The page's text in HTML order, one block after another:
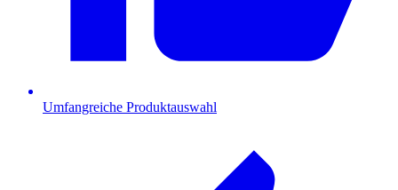
Umfangreiche Produktauswahl